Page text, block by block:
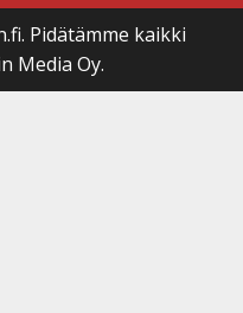
Pidätämme kaikki
Media Oy.